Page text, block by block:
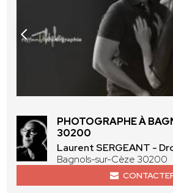
PHOTOGRAPHE À
30200
Laurent SERGEANT -
Bagnols-sur-Cèze 30200